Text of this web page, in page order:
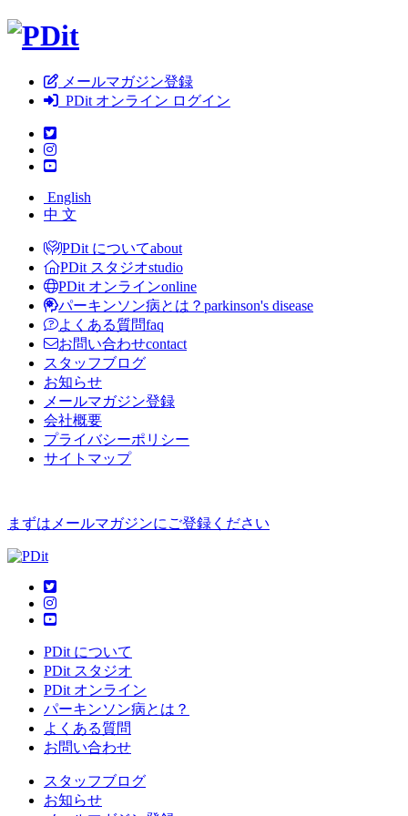
メールマガジン登録
PDit オンライン ログイン
English
中 文
PDit についてabout
PDit スタジオstudio
PDit オンラインonline
パーキンソン病とは？ parkinson's disease
よくある質問faq
お問い合わせcontact
スタッフブログ
お知らせ
メールマガジン登録
会社概要
プライバシーポリシー
サイトマップ
まずはメールマガジンにご登録ください
PDit について
PDit スタジオ
PDit オンライン
パーキンソン病とは？
よくある質問
お問い合わせ
スタッフブログ
お知らせ